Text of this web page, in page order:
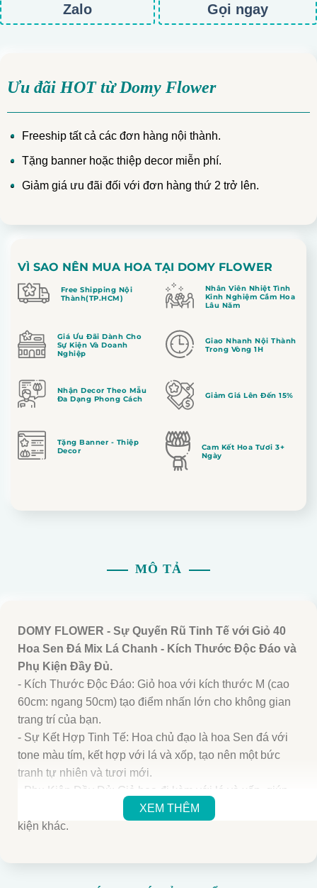
Zalo Gọi ngay
Ưu đãi HOT từ Domy Flower
Freeship tất cả các đơn hàng nội thành.
Tặng banner hoặc thiệp decor miễn phí.
Giảm giá ưu đãi đối với đơn hàng thứ 2 trở lên.
VÌ SAO NÊN MUA HOA TẠI DOMY FLOWER
Free Shipping Nội
Thành(TP.HCM)
Nhân Viên Nhiệt Tình
Kinh Nghiệm Cắm Hoa
Lâu Năm
Giá Ưu Đãi Dành Cho
Sự Kiện Và Doanh
Nghiệp
Giao Nhanh Nội Thành
Trong Vòng 1H
Nhận Decor Theo Mẫu
Đa Dạng Phong Cách
Giảm Giá Lên Đến 15%
Tặng Banner - Thiệp
Decor
Cam Kết Hoa Tươi 3+
Ngày
MÔ TẢ
DOMY FLOWER - Sự Quyến Rũ Tinh Tế với Giỏ 40
Hoa Sen Đá Mix Lá Chanh - Kích Thước Độc Đáo và
Phụ Kiện Đầy Đủ.
- Kích Thước Độc Đáo: Giỏ hoa với kích thước M (cao
60cm: ngang 50cm) tạo điểm nhấn lớn cho không gian
trang trí của bạn.
- Sự Kết Hợp Tinh Tế: Hoa chủ đạo là hoa Sen đá với
tone màu tím, kết hợp với lá và xốp, tạo nên một bức
tranh tự nhiên và tươi mới.
- Phụ Kiện Đầy Đủ: Giỏ hoa đi kèm với lá và xốp, giúp
bạn dễ dàng trang trí mà không cần tìm kiếm các phụ
kiện khác.
tại Nội Thành TP.HCM, đảm bảo giỏ hoa luôn tươi mới
XEM THÊM